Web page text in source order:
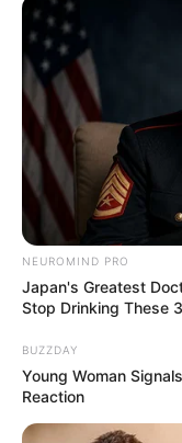
NEUROMIND PRO
Japan's Greatest
Stop Drinking These
BUZZDAY
Young Woman
Reaction